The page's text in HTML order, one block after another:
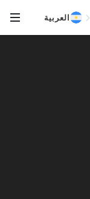
العربية
Open Sub-Menu